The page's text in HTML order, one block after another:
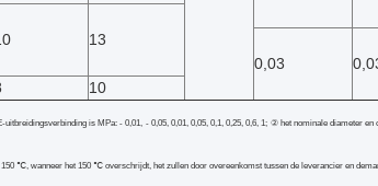
13
0,03
10
is MPa: - 0,01, - 0,05, 0,01, 0,05, 0,1, 0,25, 0,6, 1; ② het nominale diameter
℃, wanneer het 150 ℃ overschrijdt, het zullen door overeenkomst tussen de leverancier en